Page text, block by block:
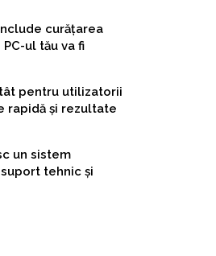
curățarea
ul tău va fi
pentru utilizatorii
rapidă și rezultate
un sistem
tehnic și